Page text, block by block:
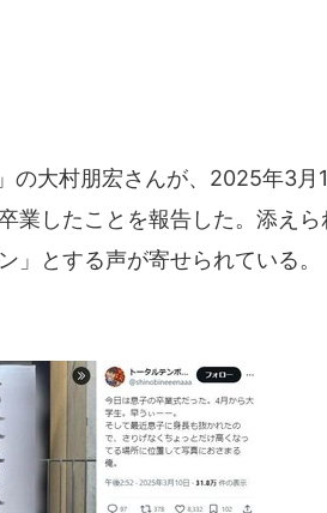
の大村朋宏さんが、2025年3月
業したことを報告した。添え
」とする声が寄せられている。